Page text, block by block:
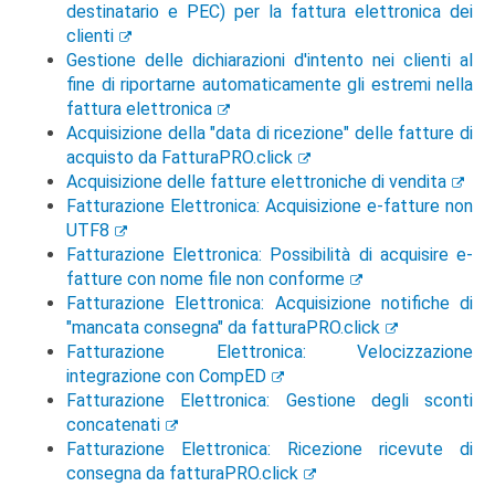
destinatario e PEC) per la fattura elettronica dei
clienti
Gestione delle dichiarazioni d'intento nei clienti al
fine di riportarne automaticamente gli estremi nella
fattura elettronica
Acquisizione della "data di ricezione" delle fatture di
acquisto da FatturaPRO.click
Acquisizione delle fatture elettroniche di vendita
Fatturazione Elettronica: Acquisizione e-fatture non
UTF8
Fatturazione Elettronica: Possibilità di acquisire e-
fatture con nome file non conforme
Fatturazione Elettronica: Acquisizione notifiche di
"mancata consegna" da fatturaPRO.click
Fatturazione Elettronica: Velocizzazione
integrazione con CompED
Fatturazione Elettronica: Gestione degli sconti
concatenati
Fatturazione Elettronica: Ricezione ricevute di
consegna da fatturaPRO.click